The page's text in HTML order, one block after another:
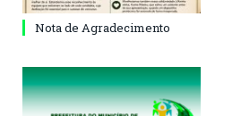
Nota de Agradecimento